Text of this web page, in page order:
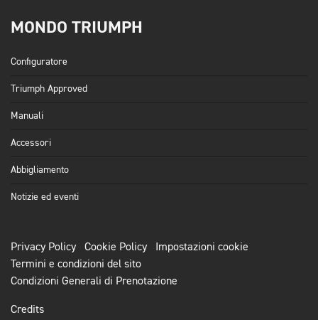
MONDO TRIUMPH
Configuratore
Triumph Approved
Manuali
Accessori
Abbigliamento
Notizie ed eventi
Privacy Policy Cookie Policy
Impostazioni cookie
Termini e condizioni del sito
Condizioni Generali di Prenotazione
Credits